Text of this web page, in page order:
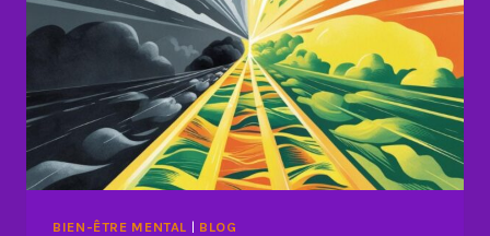
DE
L’AUTODISCIPLINE
BIEN-ÊTRE MENTAL | BLOG